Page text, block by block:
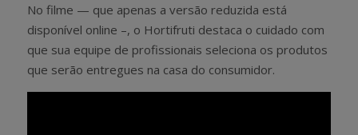
No filme — que apenas a versão reduzida está
disponível online –, o Hortifruti destaca o cuidado com
que sua equipe de profissionais seleciona os produtos
que serão entregues na casa do consumidor.